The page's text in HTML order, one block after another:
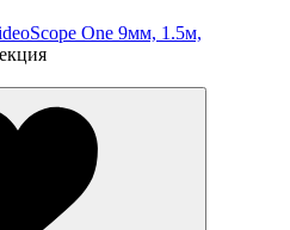
One 9мм, 1.5м,